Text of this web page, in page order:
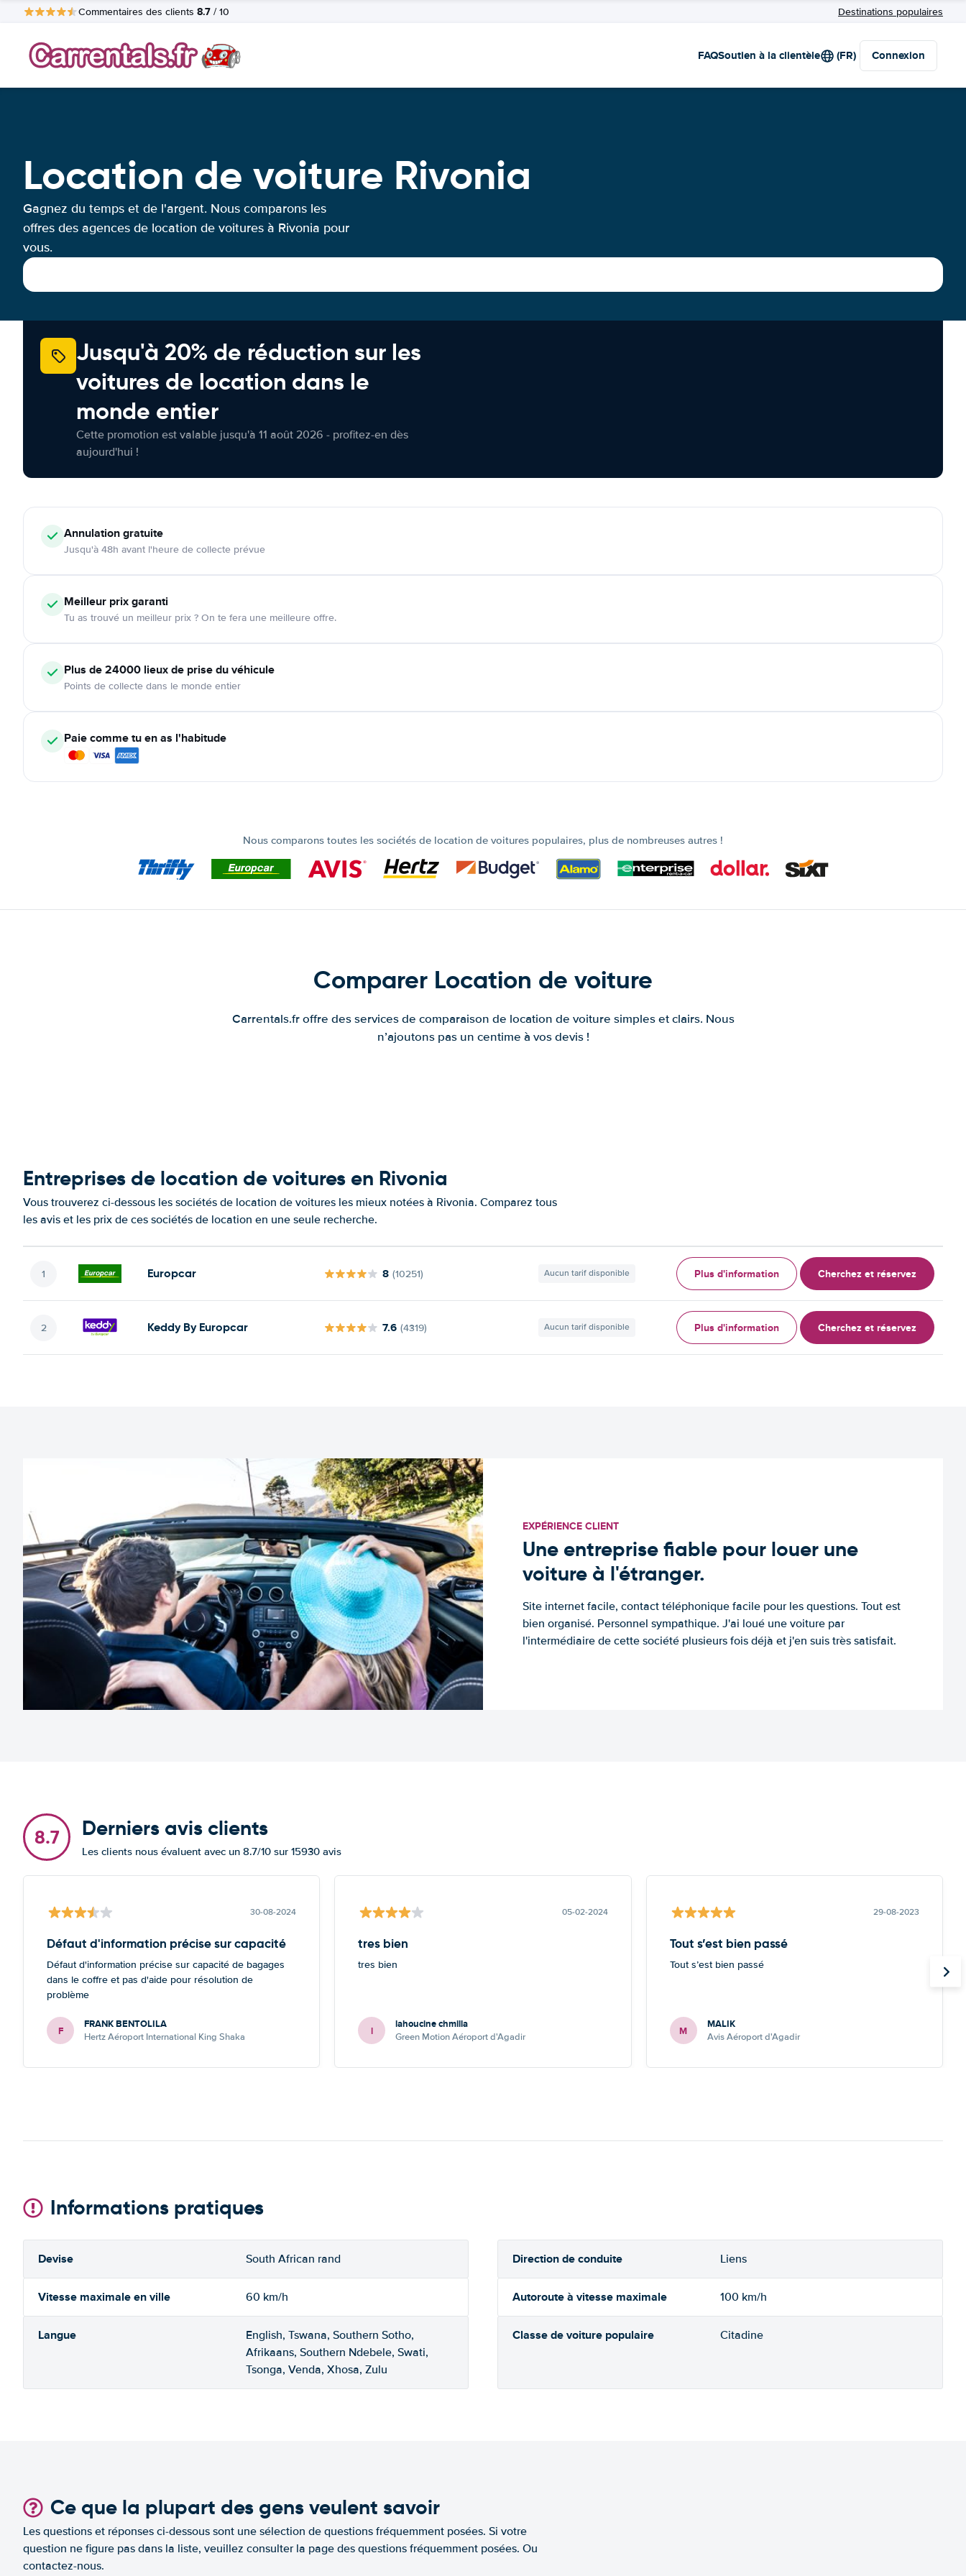
Commentaires des clients 8.7 / 10 Destinations populaires
FAQSoutien à la clientèle (FR) Connexion
Location de voiture Rivonia
Gagnez du temps et de l'argent. Nous comparons les
offres des agences de location de voitures à Rivonia pour
vous.
Jusqu'à 20% de réduction sur les
voitures de location dans le
monde entier
Cette promotion est valable jusqu'à 11 août 2026 - profitez-en dès
aujourd'hui !
Annulationgratuite
Jusqu'à 48h avant l'heure de collecte prévue
Meilleur prix garanti
Tu as trouvé un meilleur prix ? On te fera une meilleure offre.
Plus de 24000 lieux de prise du véhicule
Points de collecte dans le monde entier
Paie comme tu en as l'habitude
Nous comparons toutes les sociétés de location de voitures populaires, plus de nombreuses autres !
Comparer Location de voiture
Carrentals.fr offre des services de comparaison de location de voiture simples et clairs. Nous
n’ajoutons pas un centime à vos devis !
Entreprises de location de voitures en Rivonia
Vous trouverez ci-dessous les sociétés de location de voitures les mieux notées à Rivonia. Comparez tous
les avis et les prix de ces sociétés de location en une seule recherche.
Europcar 8 (10251) Aucun tarif disponible Plus d'information Cherchez et réservez
Keddy By Europcar 7.6 (4319) Aucun tarif disponible Plus d'information Cherchez et réservez
EXPÉRIENCE CLIENT
Une entreprise fiable pour louer une
voiture à l'étranger.
Site internet facile, contact téléphonique facile pour les questions. Tout est
bien organisé. Personnel sympathique. J'ai loué une voiture par
l'intermédiaire de cette société plusieurs fois déjà et j'en suis très satisfait.
8.7 Derniers avis clients
Les clients nous évaluent avec un 8.7/10 sur 15930 avis
30-08-2024
Défaut d'information précise sur capacité
Défaut d'information précise sur capacité de bagages
dans le coffre et pas d'aide pour résolution de
problème
F FRANK BENTOLILA
Hertz Aéroport International King Shaka
05-02-2024
tres bien
tres bien
l lahoucine chmilla
Green Motion Aéroport d'Agadir
29-08-2023
Tout s’est bien passé
Tout s’est bien passé
M MALIK
Avis Aéroport d'Agadir
Informations pratiques
Devise South African rand Direction de conduite Liens
Vitesse maximale en ville 60 km/h Autoroute à vitesse maximale 100 km/h
Langue
English, Tswana, Southern Sotho,
Afrikaans, Southern Ndebele, Swati,
Tsonga, Venda, Xhosa, Zulu
Classe de voiture populaire Citadine
Ce que la plupart des gens veulent savoir
Les questions et réponses ci-dessous sont une sélection de questions fréquemment posées. Si votre
question ne figure pas dans la liste, veuillez consulter la page des questions fréquemment posées. Ou
contactez-nous.